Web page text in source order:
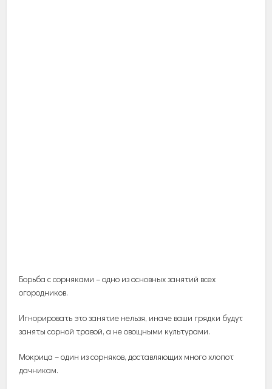
Борьба с сорняками – одно из основных занятий всех
огородников.
Игнорировать это занятие нельзя, иначе ваши грядки будут
заняты сорной травой, а не овощными культурами.
Мокрица – один из сорняков, доставляющих много хлопот
дачникам.